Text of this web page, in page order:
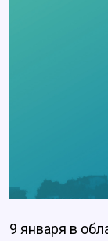
9 января в